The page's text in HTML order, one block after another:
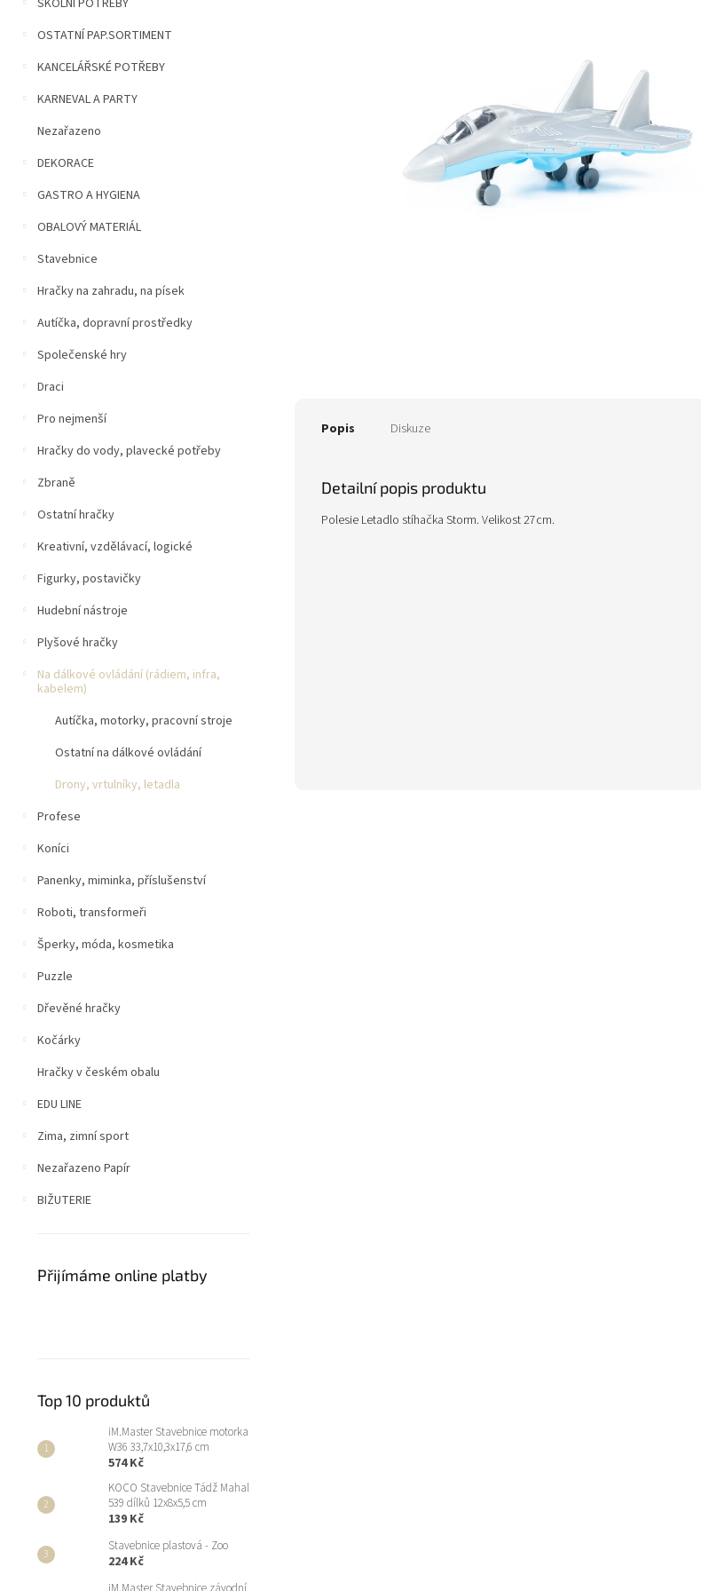
p
a
e
ŠKOLNÍ POTŘEBY
OSTATNÍ PAP.SORTIMENT
KANCELÁŘSKÉ POTŘEBY
KARNEVAL A PARTY
Nezařazeno
DEKORACE
GASTRO A HYGIENA
OBALOVÝ MATERIÁL
Stavebnice
Hračky na zahradu, na písek
Autíčka, dopravní prostředky
Společenské hry
Draci
Pro nejmenší
Hračky do vody, plavecké potřeby
Zbraně
Ostatní hračky
Kreativní, vzdělávací, logické
Figurky, postavičky
Hudební nástroje
Plyšové hračky
Na dálkové ovládání (rádiem, infra,
kabelem)
Autíčka, motorky, pracovní stroje
Ostatní na dálkové ovládání
Drony, vrtulníky, letadla
Profese
Koníci
Panenky, miminka, příslušenství
Roboti, transformeři
Šperky, móda, kosmetika
Puzzle
Dřevěné hračky
Kočárky
Hračky v českém obalu
EDU LINE
Zima, zimní sport
Nezařazeno Papír
BIŽUTERIE
Přijímáme online platby
Top 10 produktů
iM.Master Stavebnice motorka
W36 33,7x10,3x17,6 cm
574 Kč
KOCO Stavebnice Tádž Mahal
539 dílků 12x8x5,5 cm
139 Kč
Stavebnice plastová - Zoo
224 Kč
Popis Diskuze
Detailní popis produktu
Polesie Letadlo stíhačka Storm. Velikost 27cm.